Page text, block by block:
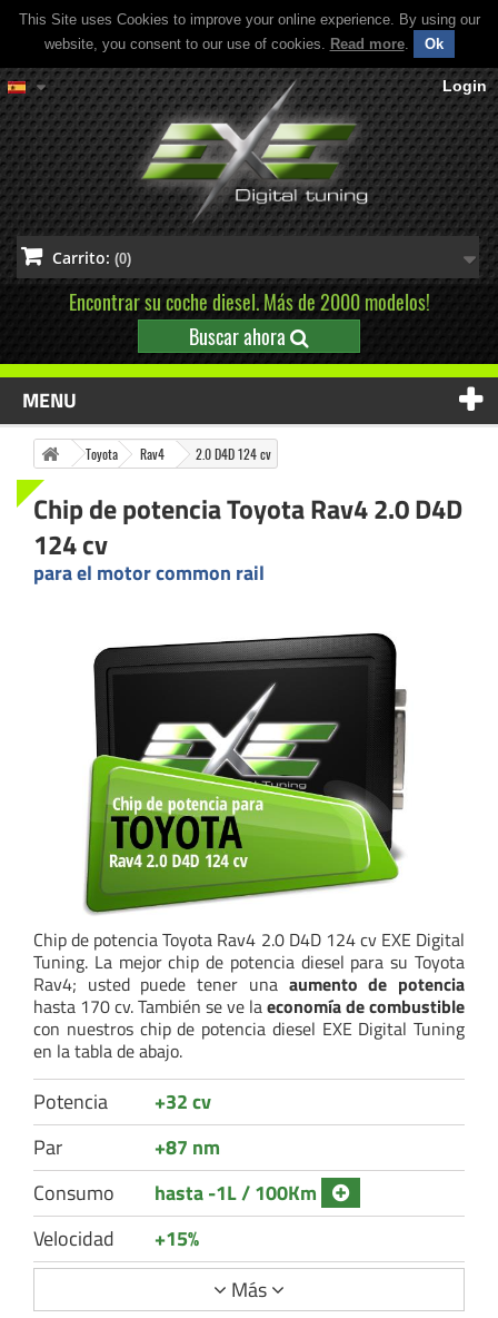
This Site uses Cookies to improve your online experience. By using our
website, you consent to our use of cookies. Read more. Ok
Login
Carrito: (0)
Encontrar su coche diesel. Más de 2000 modelos!
Buscar ahora
MENU
Toyota Rav4 2.0 D4D 124 cv
Chip de potencia Toyota Rav4 2.0 D4D
124 cv
para el motor common rail
Chip de potencia Toyota Rav4 2.0 D4D 124 cv EXE Digital
Tuning. La mejor chip de potencia diesel para su Toyota
Rav4; usted puede tener una aumento de potencia
hasta 170 cv. También se ve laeconomía de combustible
con nuestros chip de potencia diesel EXE Digital Tuning
en la tabla de abajo.
Potencia
+32 cv
Par
+87 nm
Consumo
hasta -1L / 100Km
Velocidad
+15%
Más